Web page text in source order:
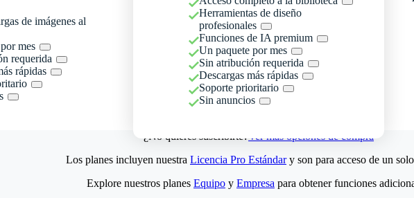
de imágenes al
mes
requerida
rápidas
Herramientas de diseño
profesionales
Funciones de IA premium
Un paquete por mes
Sin atribución requerida
Descargas más rápidas
Soporte prioritario
Sin anuncios
¿No quieres suscribirte?Ver más opciones de compra
Los planes incluyen nuestra Licencia Pro Estándary son para acceso de un
Explore nuestros planes Equipo y Empresa para obtener funciones